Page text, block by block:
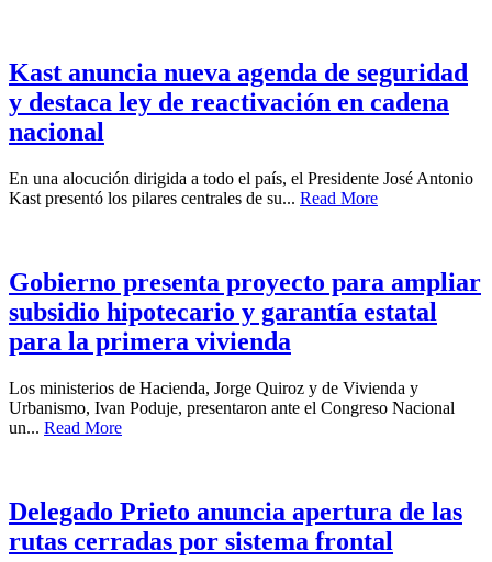
Kast anuncia nueva agenda de seguridad
y destaca ley de reactivación en cadena
nacional
En una alocución dirigida a todo el país, el Presidente José Antonio
Kast presentó los pilares centrales de su... Read More
Gobierno presenta proyecto para ampliar
subsidio hipotecario y garantía estatal
para la primera vivienda
Los ministerios de Hacienda, Jorge Quiroz y de Vivienda y
Urbanismo, Ivan Poduje, presentaron ante el Congreso Nacional
un... Read More
Delegado Prieto anuncia apertura de las
rutas cerradas por sistema frontal